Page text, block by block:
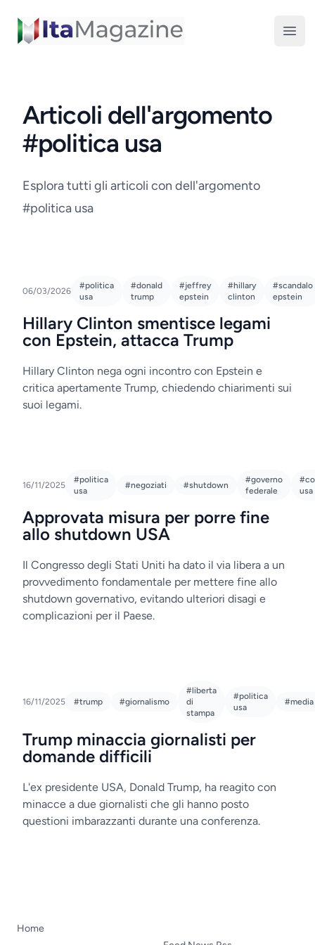
ItaMagazine
Articoli dell'argomento
#politica usa
Esplora tutti gli articoli con dell'argomento
#politica usa
06/03/2026
#politica
usa
#donald
trump
#jeffrey
epstein
#hillary
clinton
#scandalo
epstein
Hillary Clinton smentisce legami
con Epstein, attacca Trump
Hillary Clinton nega ogni incontro con Epstein e
critica apertamente Trump, chiedendo chiarimenti sui
suoi legami.
16/11/2025
#politica
usa
#negoziati #shutdown
#governo
federale
usa
Approvata misura per porre fine
allo shutdown USA
Il Congresso degli Stati Uniti ha dato il via libera a un
provvedimento fondamentale per mettere fine allo
shutdown governativo, evitando ulteriori disagi e
complicazioni per il Paese.
16/11/2025 #trump #giornalismo
#liberta
di
stampa
#politica
usa
#media
Trump minaccia giornalisti per
domande difficili
L'ex presidente USA, Donald Trump, ha reagito con
minacce a due giornalisti che gli hanno posto
questioni imbarazzanti durante una conferenza.
Home